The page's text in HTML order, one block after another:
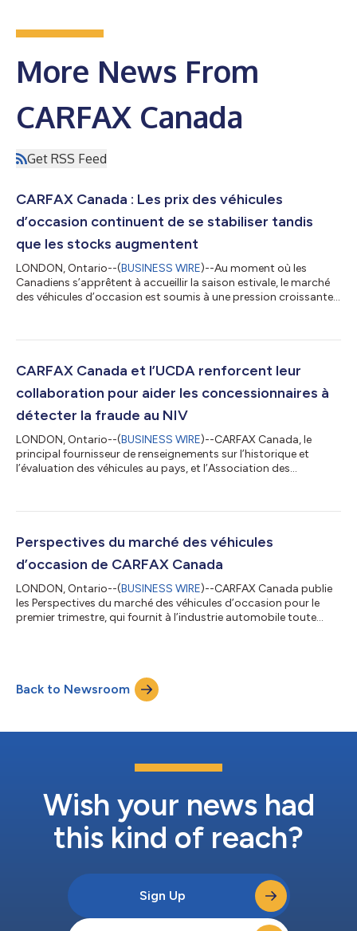
More News From
CARFAX Canada
Get RSS Feed
CARFAX Canada : Les prix des véhicules
d’occasion continuent de se stabiliser tandis
que les stocks augmentent
LONDON, Ontario--(BUSINESS WIRE)--Au moment où les
Canadiens s’apprêtent à accueillir la saison estivale, le marché
des véhicules d’occasion est soumis à une pression croissante
marché des véhicules d’occasion de CARFAX Canada révèle que,
prépandémiques, les prix se sont globalement stabilisés depuis
CARFAX Canada et l’UCDA renforcent leur
collaboration pour aider les concessionnaires à
détecter la fraude au NIV
LONDON, Ontario--(BUSINESS WIRE)--CARFAX Canada, le
principal fournisseur de renseignements sur l’historique et
l’évaluation des véhicules au pays, et l’Association des
mieux protéger leur entreprise et leur clientèle contre la fraude
CARFAX Canada au portail des concessionnaires membres de
l’UCDA représente une...
Perspectives du marché des véhicules
d’occasion de CARFAX Canada
LONDON, Ontario--(BUSINESS WIRE)--CARFAX Canada publie
les Perspectives du marché des véhicules d’occasion pour le
premier trimestre, qui fournit à l’industrie automobile toute
complexe. S’appuyant sur la plus grande base de données
d’historiques de véhicules au monde, les Perspectives du
marché des véhicules d’occasion de CAR...
Back to Newsroom
Wish your news had
this kind of reach?
Sign Up